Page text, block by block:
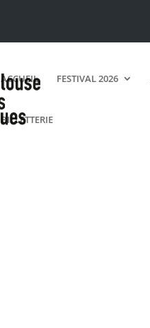
ACCUEIL FESTIVAL 2026
BILLETTERIE